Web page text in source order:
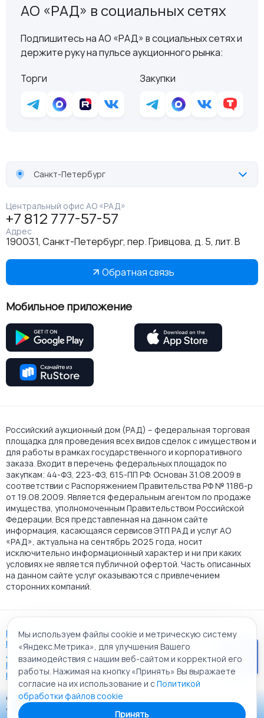
АО «РАД» в социальных сетях
Подпишитесь на АО «РАД» в социальных сетях и
держите руку на пульсе аукционного рынка:
Торги
Закупки
Санкт-Петербург
Центральный офис АО «РАД»
+7 812 777-57-57
Адрес
190031, Санкт-Петербург, пер. Гривцова, д. 5, лит. В
Обратная связь
Мобильное приложение
Российский аукционный дом (РАД) – федеральная торговая
площадка для проведения всех видов сделок с имуществом и
для работы в рамках государственного и корпоративного
заказа. Входит в перечень федеральных площадок по
закупкам: 44-ФЗ, 223-ФЗ, 615-ПП РФ. Основан 31.08.2009 в
соответствии с Распоряжением Правительства РФ № 1186-р
от 19.08.2009. Является федеральным агентом по продаже
имущества, уполномоченным Правительством Российской
Федерации. Вся представленная на данном сайте
информация, касающаяся сервисов ЭТП РАД и услуг АО
«РАД», актуальна на сентябрь 2025 года, носит
исключительно информационный характер и ни при каких
условиях не является публичной офертой. Часть описанных
на данном сайте услуг оказываются с привлечением
сторонних компаний.
Пользовательское соглашение
Политика АО "РАД" в отношении обработки персональных
данных
Политика обработки файлов cookie
Карта сайта
© 2009 - 2026 АО «Российский аукционный дом»
универсальная торговая площадка. Все права защищены.
Мы используем файлы cookie и метрическую систему
«Яндекс.Метрика», для улучшения Вашего
взаимодействия с нашим веб-сайтом и корректной его
работы. Нажимая на кнопку «Принять» Вы выражаете
согласие на их использование и сПолитикой
обработки файлов cookie
Принять
Приложение «РАД Каталог»